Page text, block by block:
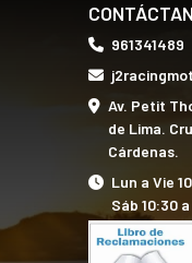
961341489
Av. Petit
de Lima.
Cárdenas.
Lun a Vie
Sáb 10:30